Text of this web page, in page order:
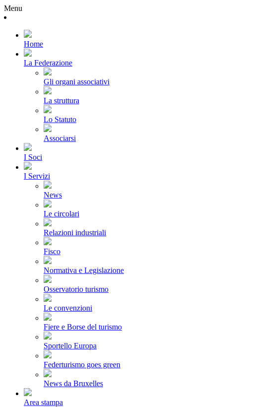
Menu
Home
La Federazione
Gli organi associativi
La struttura
Lo Statuto
Associarsi
I Soci
I Servizi
News
Le circolari
Relazioni industriali
Fisco
Normativa e Legislazione
Osservatorio turismo
Le convenzioni
Fiere e Borse del turismo
Sportello Europa
Federturismo goes green
News da Bruxelles
Area stampa